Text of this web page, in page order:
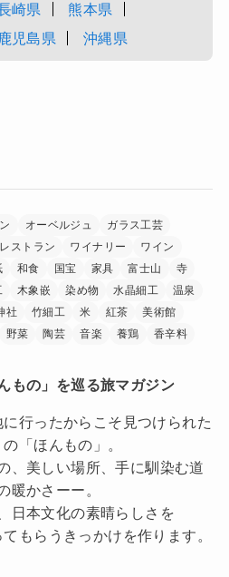
崎県
熊本県
鹿児島県 沖縄県
オーベルジュ
ガラス工芸
レストラン ワイナリー
ワイン
和食 国宝 家具 富士山
寺
木象嵌 染め物 水晶細工
温泉
社 竹細工 米 紅茶
美術館
野菜 陶芸 音楽 養鶏 香辛料
もの」を巡る旅マガジン
行ったからこそ見つけられた
の「ほんもの」。
、美しい場所、手に馴染む道
暖かさーー。
日本文化の素晴らしさを
もらうきっかけを作ります。